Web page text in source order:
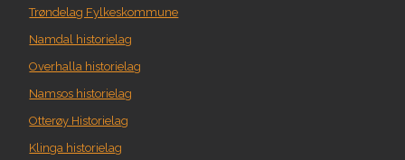
Trøndelag Fylkeskommune
Namdal historielag
Overhalla historielag
Namsos historielag
Otterøy Historielag
Klinga historielag